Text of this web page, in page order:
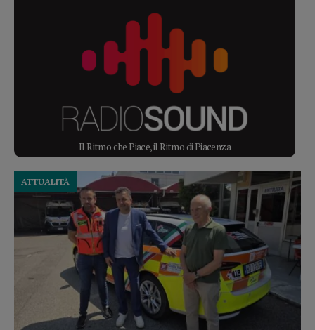
Il Ritmo che Piace, il Ritmo di Piacenza
ATTUALITÀ